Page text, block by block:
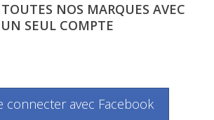
NOS MARQUES AVEC
UN SEUL COMPTE
connecter avec Facebook